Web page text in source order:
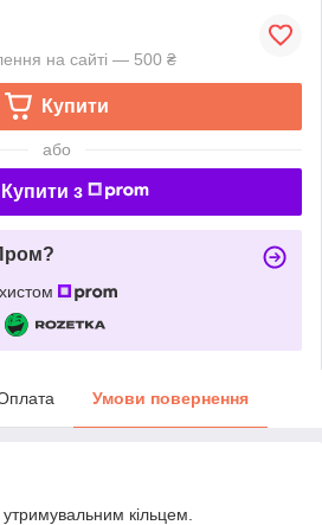
на сайті — 500 ₴
Купити
або
Купити з
Умови повернення
кільцем.